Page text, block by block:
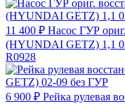
11 400 ₽ Насос ГУР
(HYUNDAI GETZ) 1,1
R0928
6 900 ₽ Рейка рулевая